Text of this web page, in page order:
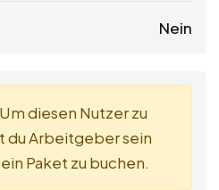
Nein
diesen Nutzer zu
du Arbeitgeber sein
Paket zu buchen.